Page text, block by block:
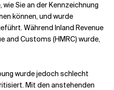
Sie an der Kennzeichnung
können, und wurde
Während Inland Revenue
and Customs (HMRC) wurde,
wurde jedoch schlecht
Mit den anstehenden